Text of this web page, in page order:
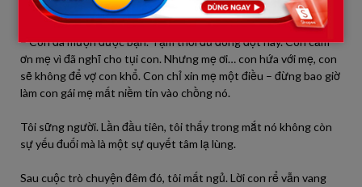
giấy tờ. Nó ngồi xuống trước mặt tôi, giọng trầm nhưng kiên
– Con đã mượn được bạn. Tạm thời đủ đóng đợt này. Con cảm
ơn mẹ vì đã nghĩ cho tụi con. Nhưng mẹ ơi… con hứa với mẹ, con
sẽ không để vợ con khổ. Con chỉ xin mẹ một điều – đừng bao giờ
làm con gái mẹ mất niềm tin vào chồng nó.
Tôi sững người. Lần đầu tiên, tôi thấy trong mắt nó không còn
sự yếu đuối mà là một sự quyết tâm lạ lùng.
Sau cuộc trò chuyện đêm đó, tôi mất ngủ. Lời con rể vẫn vang